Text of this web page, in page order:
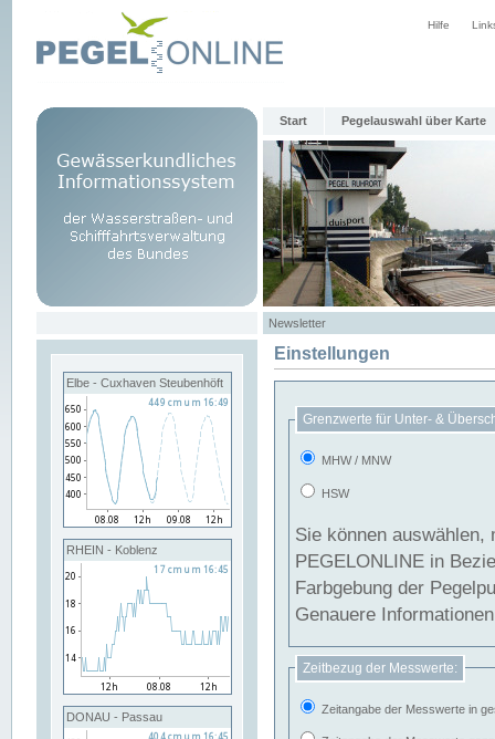
Hilfe
Start Pegelauswahl über Karte
Newsletter
Elbe - Cuxhaven Steubenhöft
RHEIN - Koblenz
DONAU - Passau
Einstellungen
Grenzwerte für Unter- &
MHW / MNW
HSW
Sie können
PEGELONLINE in Beziehung
Farbgebung der
Genauere
Zeitbezug der Messwerte:
Zeitangabe der Messwerte in